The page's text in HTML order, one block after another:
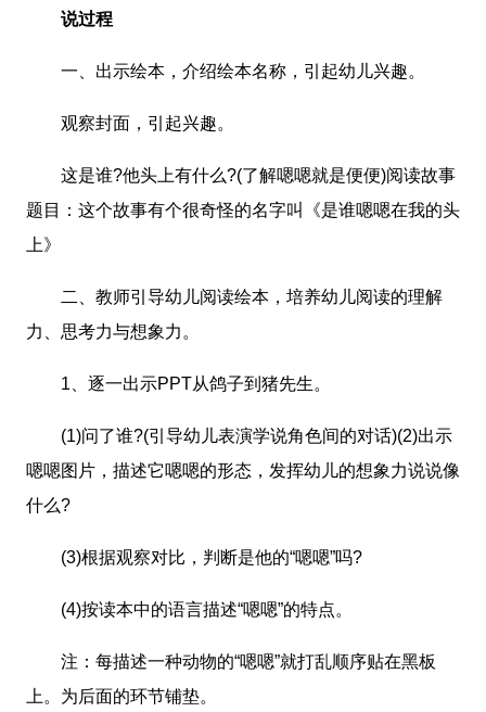
说过程
一、出示绘本，介绍绘本名称，引起幼儿兴趣。
观察封面，引起兴趣。
这是谁?他头上有什么?(了解嗯嗯就是便便)阅读故事
题目：这个故事有个很奇怪的名字叫《是谁嗯嗯在我的头
上》
二、教师引导幼儿阅读绘本，培养幼儿阅读的理解
力、思考力与想象力。
1、逐一出示PPT从鸽子到猪先生。
(1)问了谁?(引导幼儿表演学说角色间的对话)(2)出示
嗯嗯图片，描述它嗯嗯的形态，发挥幼儿的想象力说说像
什么?
(3)根据观察对比，判断是他的“嗯嗯”吗?
(4)按读本中的语言描述“嗯嗯”的特点。
注：每描述一种动物的“嗯嗯”就打乱顺序贴在黑板
上。为后面的环节铺垫。